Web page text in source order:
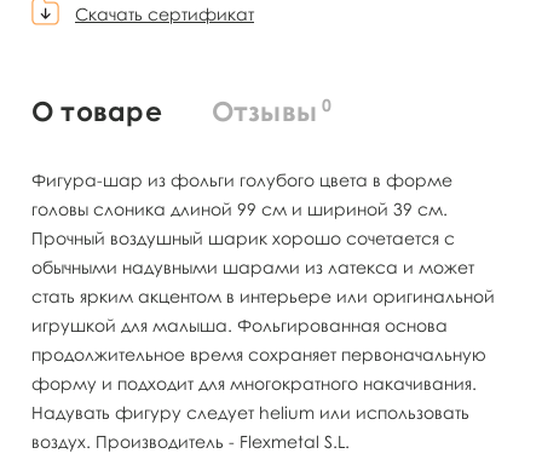
Скачать сертификат
О товаре Отзывы 0
Фигура-шар из фольги голубого цвета в форме
головы слоника длиной 99 см и шириной 39 см.
Прочный воздушный шарик хорошо сочетается с
обычными надувными шарами из латекса и может
стать ярким акцентом в интерьере или оригинальной
игрушкой для малыша. Фольгированная основа
продолжительное время сохраняет первоначальную
форму и подходит для многократного накачивания.
Надувать фигуру следует helium или использовать
воздух. Производитель - Flexmetal S.L.